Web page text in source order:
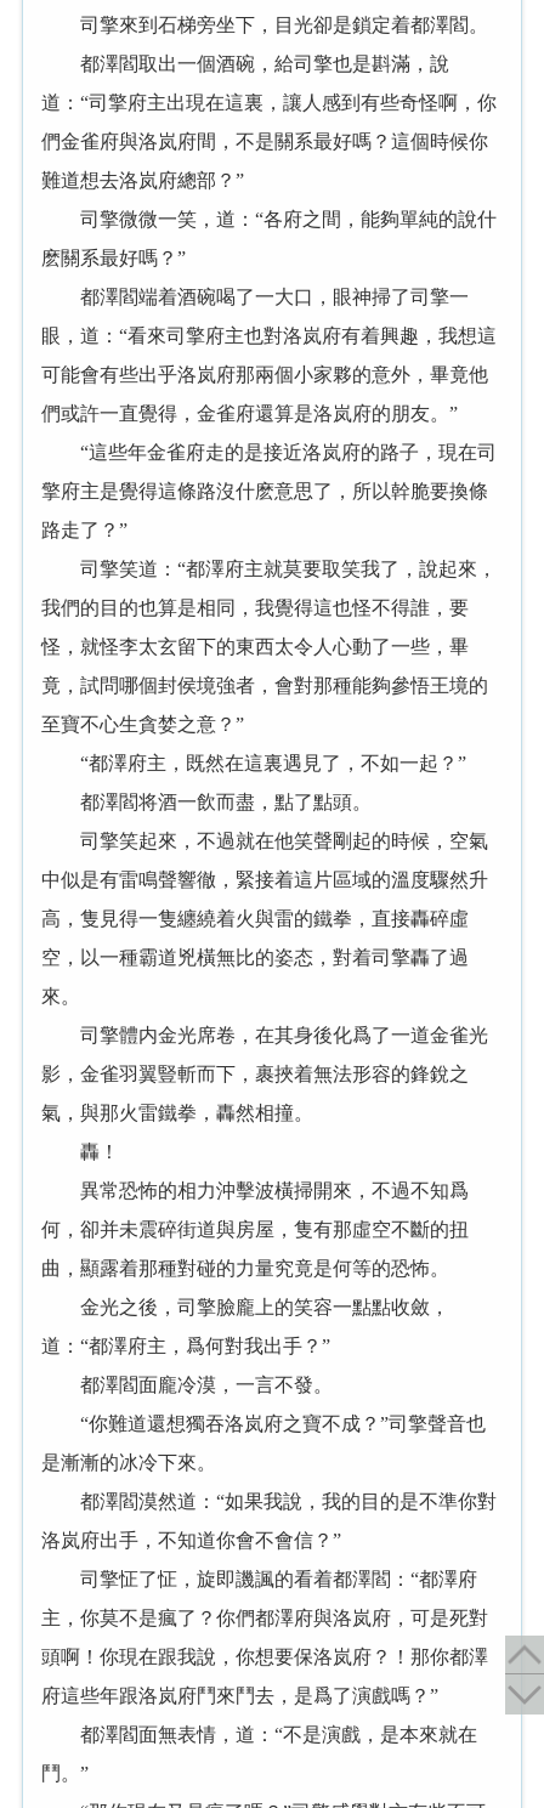
司擎來到石梯旁坐下，目光卻是鎖定着都澤閻。
都澤閻取出一個酒碗，給司擎也是斟滿，說
道：“司擎府主出現在這裏，讓人感到有些奇怪啊，你
們金雀府與洛岚府間，不是關系最好嗎？這個時候你
難道想去洛岚府總部？”
司擎微微一笑，道：“各府之間，能夠單純的說什
麽關系最好嗎？”
都澤閻端着酒碗喝了一大口，眼神掃了司擎一
眼，道：“看來司擎府主也對洛岚府有着興趣，我想這
可能會有些出乎洛岚府那兩個小家夥的意外，畢竟他
們或許一直覺得，金雀府還算是洛岚府的朋友。”
“這些年金雀府走的是接近洛岚府的路子，現在司
擎府主是覺得這條路沒什麽意思了，所以幹脆要換條
路走了？”
司擎笑道：“都澤府主就莫要取笑我了，說起來，
我們的目的也算是相同，我覺得這也怪不得誰，要
怪，就怪李太玄留下的東西太令人心動了一些，畢
竟，試問哪個封侯境強者，會對那種能夠參悟王境的
至寶不心生貪婪之意？”
“都澤府主，既然在這裏遇見了，不如一起？”
都澤閻将酒一飲而盡，點了點頭。
司擎笑起來，不過就在他笑聲剛起的時候，空氣
中似是有雷鳴聲響徹，緊接着這片區域的溫度驟然升
高，隻見得一隻纏繞着火與雷的鐵拳，直接轟碎虛
空，以一種霸道兇橫無比的姿态，對着司擎轟了過
來。
司擎體内金光席卷，在其身後化爲了一道金雀光
影，金雀羽翼豎斬而下，裹挾着無法形容的鋒銳之
氣，與那火雷鐵拳，轟然相撞。
轟！
異常恐怖的相力沖擊波橫掃開來，不過不知爲
何，卻并未震碎街道與房屋，隻有那虛空不斷的扭
曲，顯露着那種對碰的力量究竟是何等的恐怖。
金光之後，司擎臉龐上的笑容一點點收斂，
道：“都澤府主，爲何對我出手？”
都澤閻面龐冷漠，一言不發。
“你難道還想獨吞洛岚府之寶不成？”司擎聲音也
是漸漸的冰冷下來。
都澤閻漠然道：“如果我說，我的目的是不準你對
洛岚府出手，不知道你會不會信？”
司擎怔了怔，旋即譏諷的看着都澤閻：“都澤府
主，你莫不是瘋了？你們都澤府與洛岚府，可是死對
頭啊！你現在跟我說，你想要保洛岚府？！那你都澤
府這些年跟洛岚府鬥來鬥去，是爲了演戲嗎？”
都澤閻面無表情，道：“不是演戲，是本來就在
鬥。”